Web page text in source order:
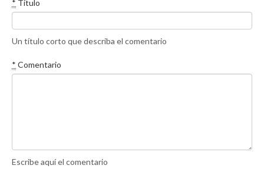
* Título
Un título corto que describa el comentario
* Comentario
Escribe aquí el comentario